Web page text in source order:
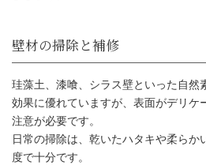
珪藻土、漆喰、シラス壁といった自然
効果に優れていますが、表面がデリケ
注意が必要です。
日常の掃除は、乾いたハタキや柔らか
度で十分です。